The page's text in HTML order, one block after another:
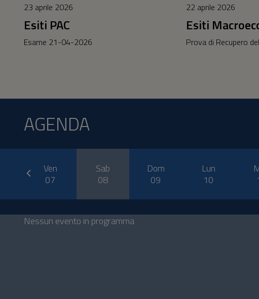
23 aprile 2026
Esiti PAC
Esame 21-04-2026
22 aprile 2026
Esiti
Prova di Recupero
AGENDA
Ven
07
Sab
08
Dom
09
Lun
10
prev
Nessun evento in programma